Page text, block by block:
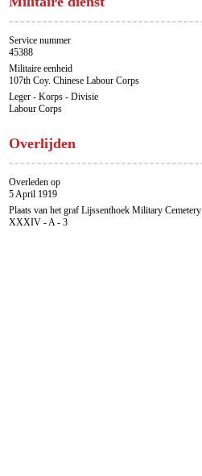
Service nummer
45388
Militaire eenheid
107th Coy. Chinese Labour Corps
Leger - Korps - Divisie
Labour Corps
Overlijden
Overleden op
5 April 1919
Plaats van het graf Lijssenthoek Military Cemetery
XXXIV - A - 3